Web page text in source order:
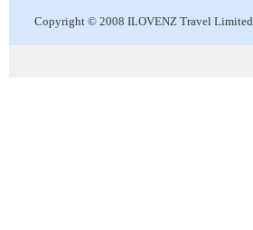
Copyright © 2008 ILOVENZ Travel Limited